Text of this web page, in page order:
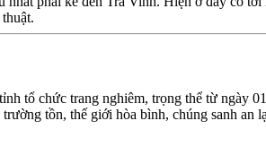
tổ chức trang nghiêm, trọng thể từ ngày
tồn, thế giới hòa bình, chúng sanh